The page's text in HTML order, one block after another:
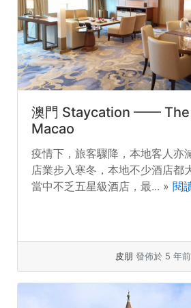
澳門 Staycation —— The
Macao
疫情下，旅客驟降，本地客人亦
店業步入寒冬，本地不少酒店都
當中不乏五星級酒店，最... » 閱
皮朋 發佈於 5 年前